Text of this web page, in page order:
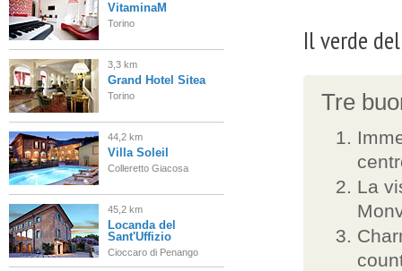
Il verde
Tre
La
VitaminaM
Torino
3,3 km
Grand Hotel Sitea
Torino
44,2 km
Villa Soleil
Colleretto Giacosa
45,2 km
Locanda del
Sant'Uffizio
Cioccaro di Penango